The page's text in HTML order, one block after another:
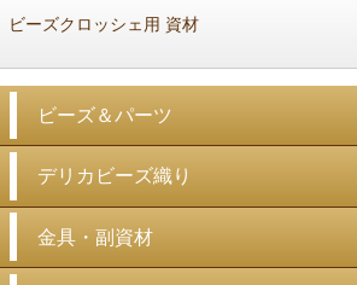
ビーズクロッシェ用 資材
ビーズ＆パーツ
デリカビーズ織り
金具・副資材